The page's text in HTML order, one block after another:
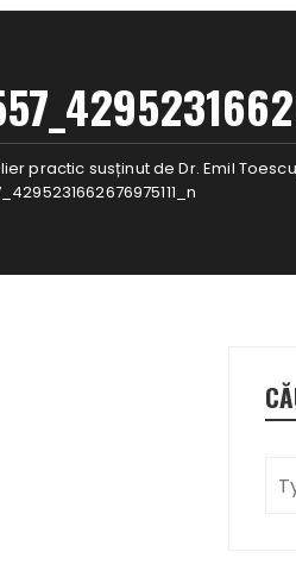
practic susținut de Dr. Emil